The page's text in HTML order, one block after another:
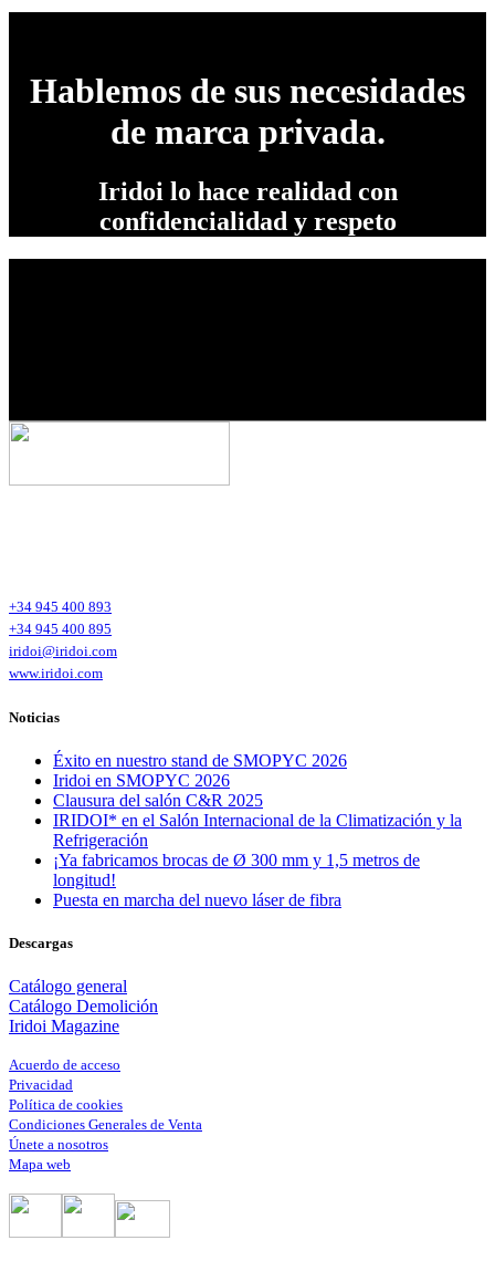
Hablemos de sus necesidades
de marca privada.
Iridoi lo hace realidad con
confidencialidad y respeto
+34 945 400 893
+34 945 400 895
iridoi@iridoi.com
www.iridoi.com
Noticias
Éxito en nuestro stand de SMOPYC 2026
Iridoi en SMOPYC 2026
Clausura del salón C&R 2025
IRIDOI* en el Salón Internacional de la Climatización y la
Refrigeración
¡Ya fabricamos brocas de Ø 300 mm y 1,5 metros de
longitud!
Puesta en marcha del nuevo láser de fibra
Descargas
Catálogo general
Catálogo Demolición
Iridoi Magazine
Acuerdo de acceso
Privacidad
Política de cookies
Condiciones Generales de Venta
Únete a nosotros
Mapa web